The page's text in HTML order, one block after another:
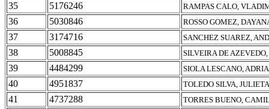
35 5176246 RAMPAS CALO,
36 5030846 ROSSO GOMEZ,
37 3174716 SANCHEZ SUAREZ,
38 5008845 SILVEIRA DE
39 4484299 SIOLA LESCANO,
40 4951837 TOLEDO SILVA, JULIETA
41 4737288 TORRES BUENO,